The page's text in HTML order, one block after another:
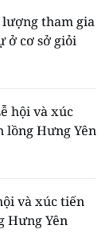
tham gia
ở cơ sở giỏi
hội và xúc
lồng Hưng Yên
và xúc tiến
Hưng Yên